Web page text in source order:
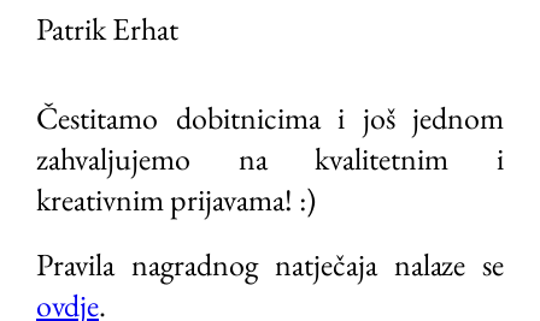
Patrik Erhat
Čestitamo dobitnicima i još jednom
zahvaljujemo na kvalitetnim i
kreativnim prijavama! :)
Pravila nagradnog natječaja nalaze se
ovdje.